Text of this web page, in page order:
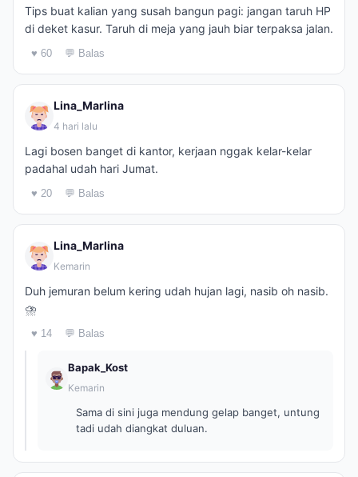
Tips buat kalian yang susah bangun pagi: jangan taruh HP
di deket kasur. Taruh di meja yang jauh biar terpaksa jalan.
♥ 60 💬 Balas
Lina_Marlina
4 hari lalu
Lagi bosen banget di kantor, kerjaan nggak kelar-kelar
padahal udah hari Jumat.
♥ 20 💬 Balas
Lina_Marlina
Kemarin
Duh jemuran belum kering udah hujan lagi, nasib oh nasib.
⛈️
♥ 14 💬 Balas
Bapak_Kost
Kemarin
Sama di sini juga mendung gelap banget, untung
tadi udah diangkat duluan.